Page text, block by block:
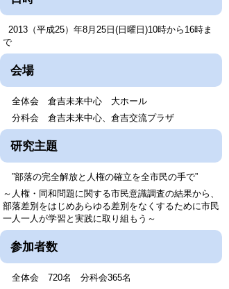
2013（平成25）年8月25日(日曜日)10時から16時ま
で
会場
全体会 倉吉未来中心 大ホール
分科会 倉吉未来中心、倉吉交流プラザ
研究主題
”部落の完全解放と人権の確立を全市民の手で”
～人権・同和問題に関する市民意識調査の結果から、
部落差別をはじめあらゆる差別をなくするために市民
一人一人が学習と実践に取り組もう～
参加者数
全体会 720名 分科会365名